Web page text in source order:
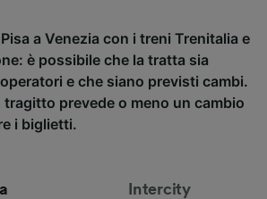
a Venezia con i treni Trenitalia e
è possibile che la tratta sia
e che siano previsti cambi.
prevede o meno un cambio
i biglietti.
Intercity